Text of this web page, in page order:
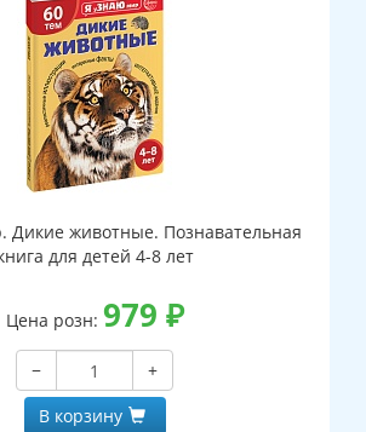
животные. Познавательная
для детей 4-8 лет
Цена розн: 979 ₽
−
+
В корзину